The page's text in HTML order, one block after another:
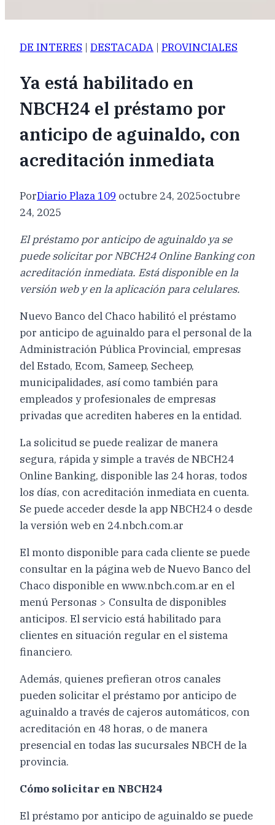
DE INTERES | DESTACADA | PROVINCIALES
Ya está habilitado en
NBCH24 el préstamo por
anticipo de aguinaldo, con
acreditación inmediata
PorDiario Plaza 109 octubre 24, 2025octubre
24, 2025
El préstamo por anticipo de aguinaldo ya se
puede solicitar por NBCH24 Online Banking con
acreditación inmediata. Está disponible en la
versión web y en la aplicación para celulares.
Nuevo Banco del Chaco habilitó el préstamo
por anticipo de aguinaldo para el personal de la
Administración Pública Provincial, empresas
del Estado, Ecom, Sameep, Secheep,
municipalidades, así como también para
empleados y profesionales de empresas
privadas que acrediten haberes en la entidad.
La solicitud se puede realizar de manera
segura, rápida y simple a través de NBCH24
Online Banking, disponible las 24 horas, todos
los días, con acreditación inmediata en cuenta.
Se puede acceder desde la app NBCH24 o desde
la versión web en 24.nbch.com.ar
El monto disponible para cada cliente se puede
consultar en la página web de Nuevo Banco del
Chaco disponible en www.nbch.com.ar en el
menú Personas > Consulta de disponibles
anticipos. El servicio está habilitado para
clientes en situación regular en el sistema
financiero.
Además, quienes prefieran otros canales
pueden solicitar el préstamo por anticipo de
aguinaldo a través de cajeros automáticos, con
acreditación en 48 horas, o de manera
presencial en todas las sucursales NBCH de la
provincia.
Cómo solicitar en NBCH24
El préstamo por anticipo de aguinaldo se puede